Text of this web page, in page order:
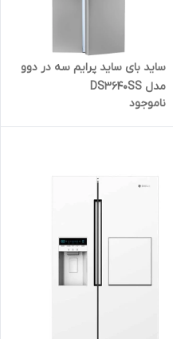
ساید بای ساید پرایم سه در دوو
مدل DS3640SS
ناموجود